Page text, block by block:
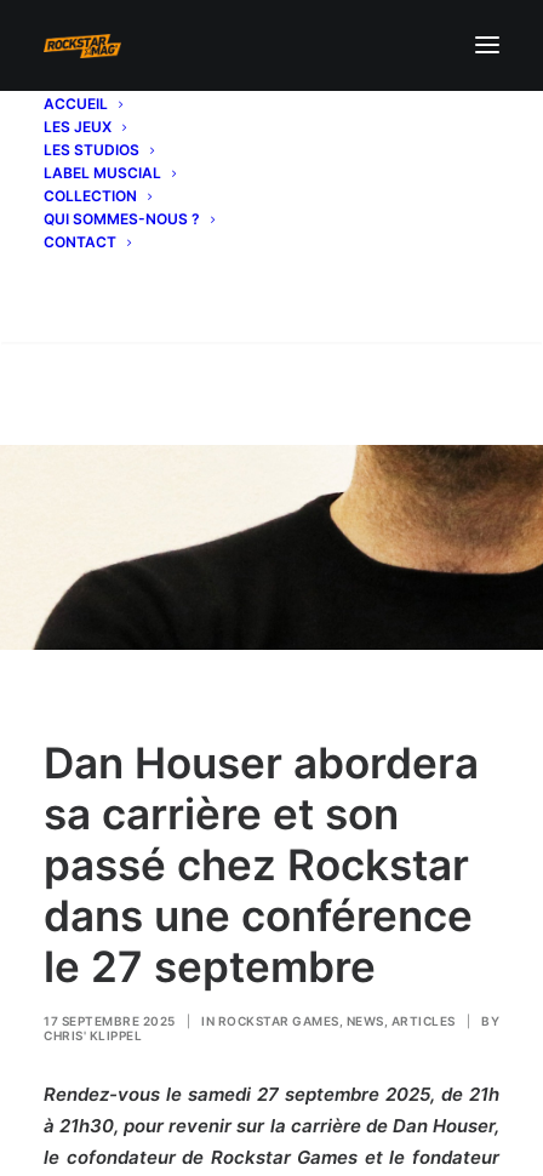
ACCUEIL
LES JEUX
LES STUDIOS
LABEL MUSCIAL
COLLECTION
QUI SOMMES-NOUS ?
CONTACT
Dan Houser abordera
sa carrière et son
passé chez Rockstar
dans une conférence
le 27 septembre
17 SEPTEMBRE 2025 IN ROCKSTAR GAMES NEWS ARTICLES
BY
CHRIS' KLIPPEL
Rendez-vous le samedi 27 septembre 2025, de 21h
à 21h30, pour revenir sur la carrière de Dan Houser,
le cofondateur de Rockstar Games et le fondateur